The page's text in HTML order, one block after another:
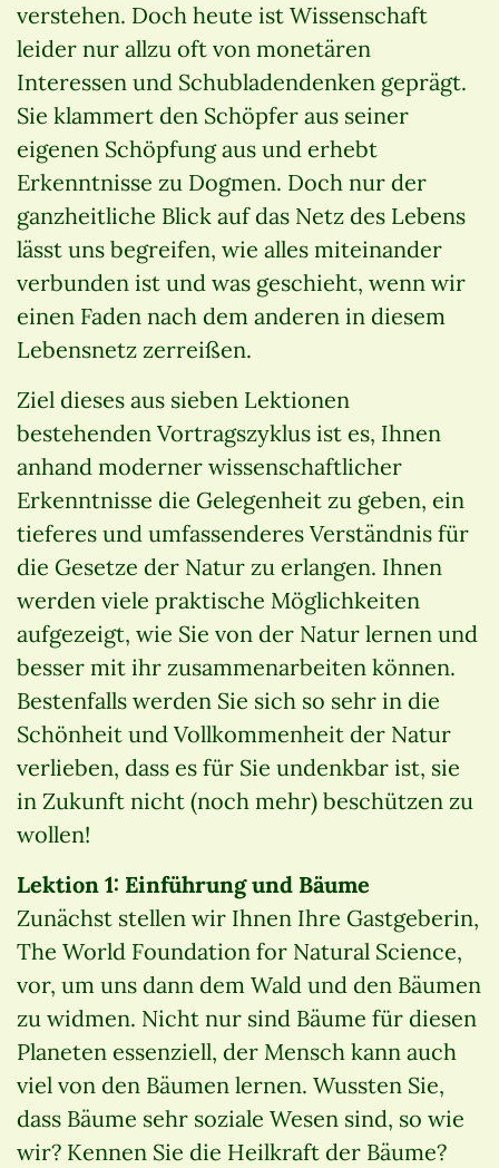
verstehen. Doch heute ist Wissenschaft
leider nur allzu oft von monetären
Interessen und Schubladendenken geprägt.
Sie klammert den Schöpfer aus seiner
eigenen Schöpfung aus und erhebt
Erkenntnisse zu Dogmen. Doch nur der
ganzheitliche Blick auf das Netz des Lebens
lässt uns begreifen, wie alles miteinander
verbunden ist und was geschieht, wenn wir
einen Faden nach dem anderen in diesem
Lebensnetz zerreißen.
Ziel dieses aus sieben Lektionen
bestehenden Vortragszyklus ist es, Ihnen
anhand moderner wissenschaftlicher
Erkenntnisse die Gelegenheit zu geben, ein
tieferes und umfassenderes Verständnis für
die Gesetze der Natur zu erlangen. Ihnen
werden viele praktische Möglichkeiten
aufgezeigt, wie Sie von der Natur lernen und
besser mit ihr zusammenarbeiten können.
Bestenfalls werden Sie sich so sehr in die
Schönheit und Vollkommenheit der Natur
verlieben, dass es für Sie undenkbar ist, sie
in Zukunft nicht (noch mehr) beschützen zu
wollen!
Lektion 1: Einführung und Bäume
Zunächst stellen wir Ihnen Ihre Gastgeberin,
The World Foundation for Natural Science,
vor, um uns dann dem Wald und den Bäumen
zu widmen. Nicht nur sind Bäume für diesen
Planeten essenziell, der Mensch kann auch
viel von den Bäumen lernen. Wussten Sie,
dass Bäume sehr soziale Wesen sind, so wie
wir? Kennen Sie die Heilkraft der Bäume?